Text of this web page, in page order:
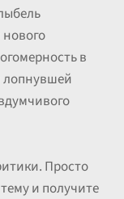
в
лопнувшей
Просто
и получите